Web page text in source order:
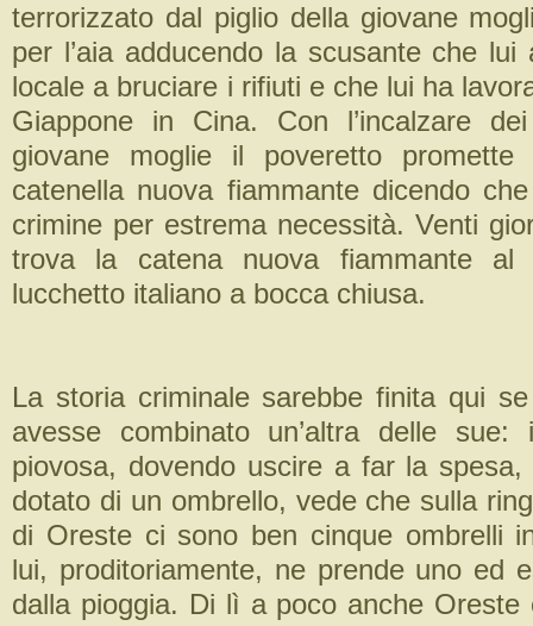
terrorizzato dal piglio della giovane
per l’aia adducendo la scusante che lui
locale a bruciare i rifiuti e che lui ha
Giappone in Cina. Con l’incalzare
giovane moglie il poveretto
catenella nuova fiammante dicendo
crimine per estrema necessità. Venti
trova la catena nuova fiammante
lucchetto italiano a bocca chiusa.
La storia criminale sarebbe finita qui
avesse combinato un’altra delle
piovosa, dovendo uscire a far la
dotato di un ombrello, vede che sulla
di Oreste ci sono ben cinque ombrelli
lui, proditoriamente, ne prende uno ed
dalla pioggia. Di lì a poco anche Oreste